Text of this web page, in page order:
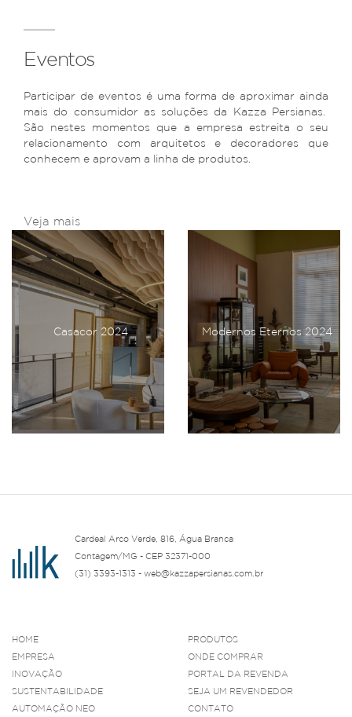
Eventos
Participar de eventos é uma forma de aproximar ainda
mais do consumidor as soluções da Kazza Persianas.
São nestes momentos que a empresa estreita o seu
relacionamento com arquitetos e decoradores que
conhecem e aprovam a linha de produtos.
Veja mais
Casacor 2024 Modernos Eternos 2024
Cardeal Arco Verde, 816, Água Branca
Contagem/MG - CEP 32371-000
(31) 3393-1313 - web@kazzapersianas.com.br
HOME
EMPRESA
INOVAÇÃO
SUSTENTABILIDADE
AUTOMAÇÃO NEO
PRODUTOS
ONDE COMPRAR
PORTAL DA REVENDA
SEJA UM REVENDEDOR
CONTATO